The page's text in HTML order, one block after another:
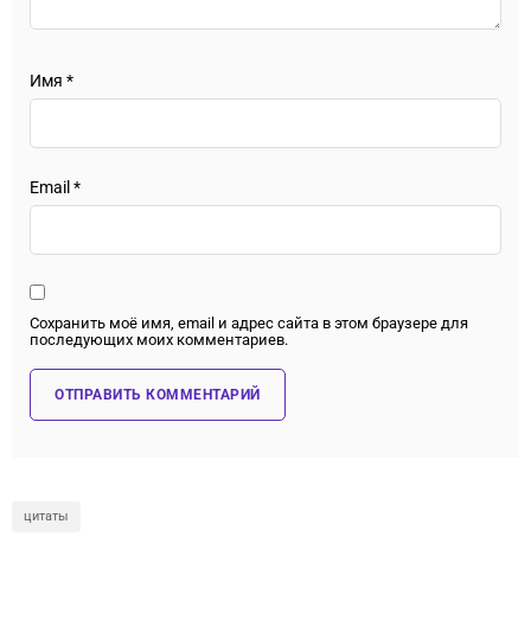
Имя *
Email *
Сохранить моё имя, email и адрес сайта в этом браузере для
последующих моих комментариев.
цитаты